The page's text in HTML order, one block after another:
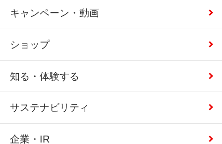
キャンペーン・動画
ショップ
知る・体験する
サステナビリティ
企業・IR